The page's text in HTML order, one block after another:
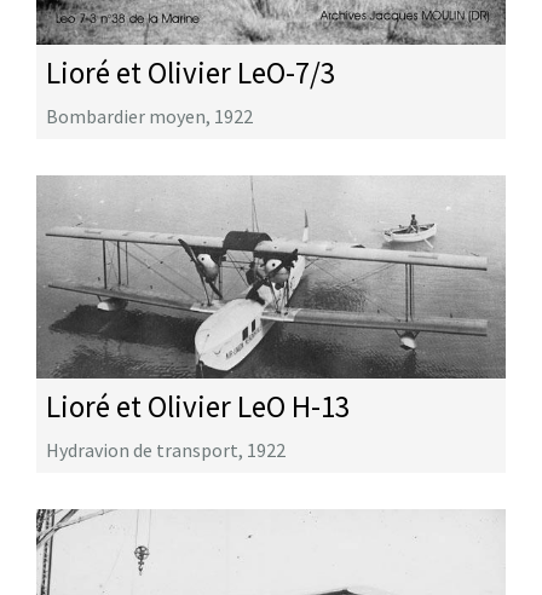
Lioré et Olivier LeO-7/3
Bombardier moyen, 1922
Lioré et Olivier LeO H-13
Hydravion de transport, 1922